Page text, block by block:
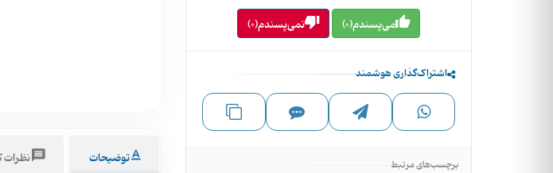
می‌پسندم(0) نمی‌پسندم(0)
اشتراک‌گذاری هوشمند
برچسب‌های مرتبط
توضیحات نظرات